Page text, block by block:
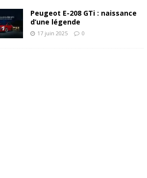
Peugeot E-208 GTi : naissance
d’une légende
17 juin 2025 0